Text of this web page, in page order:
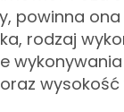
powinna
rodzaj